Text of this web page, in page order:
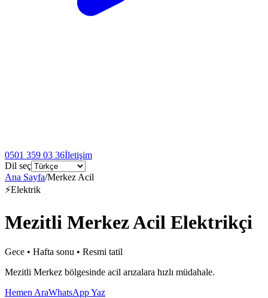
0501 359 03 36İletişim
Dil seç
Ana Sayfa/Merkez Acil
⚡Elektrik
Mezitli Merkez Acil Elektrikçi
Gece • Hafta sonu • Resmi tatil
Mezitli Merkez bölgesinde acil arızalara hızlı müdahale.
Hemen AraWhatsApp Yaz